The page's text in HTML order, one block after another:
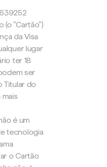
(o "Cartão")
da Visa
lugar
ter 18
ser
Titular do
é um
tecnologia
o Cartão